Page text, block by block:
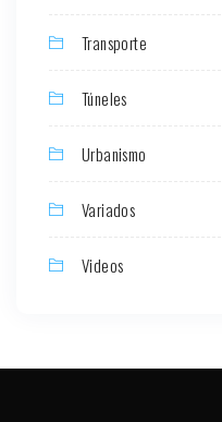
Transporte
Túneles
Urbanismo
Variados
Videos